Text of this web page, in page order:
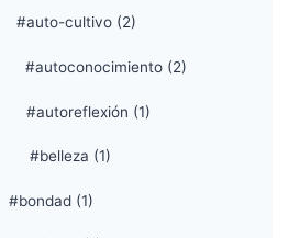
#auto-cultivo (2)
#autoconocimiento (2)
#autoreflexión (1)
#belleza (1)
#bondad (1)